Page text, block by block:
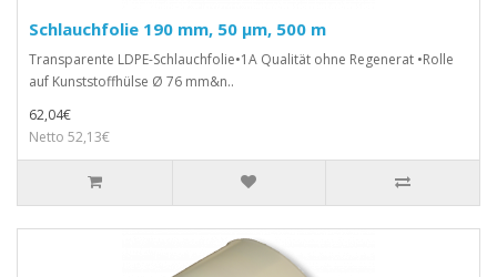
Schlauchfolie 190 mm, 50 µm, 500 m
Transparente LDPE-Schlauchfolie•1A Qualität ohne Regenerat •Rolle
auf Kunststoffhülse Ø 76 mm&n..
62,04€
Netto 52,13€